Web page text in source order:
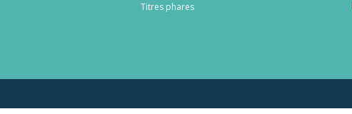
Titres phares